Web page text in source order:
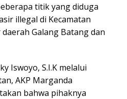
titik yang diduga
illegal di Kecamatan
Galang Batang dan
Iswoyo, S.I.K melalui
AKP Marganda
bahwa pihaknya